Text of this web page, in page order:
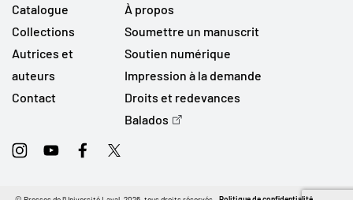
Catalogue
Collections
Autrices et
auteurs
Contact
À propos
Soumettre un manuscrit
Soutien numérique
Impression à la demande
Droits et redevances
Balados
InstagramYoutubeFacebookTwitter